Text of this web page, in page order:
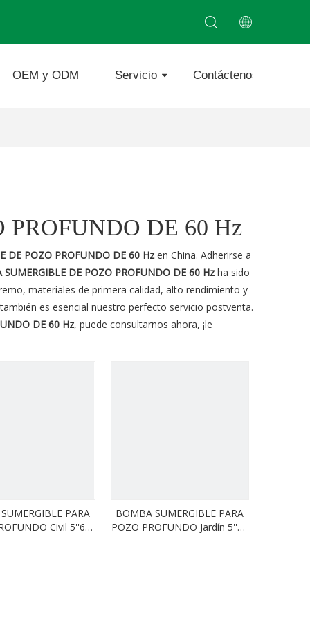
OEM y ODM Servicio Contáctenos
DE 60 Hz
DE POZO PROFUNDO DE 60 Hzen China. Adherirse a
SUMERGIBLE DE POZO PROFUNDO DE 60 Hzha sido
materiales de primera calidad, alto rendimiento y
es esencial nuestro perfecto servicio postventa.
DE 60 Hz, puede consultarnos ahora, ¡le
PARA
Civil 5''60
BOMBA SUMERGIBLE PARA
POZO PROFUNDO Jardín 5''60